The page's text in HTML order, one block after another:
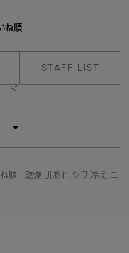
ね順
STAFF LIST
ド
順 | 乾燥,肌あれ,シワ,冷え,ニ